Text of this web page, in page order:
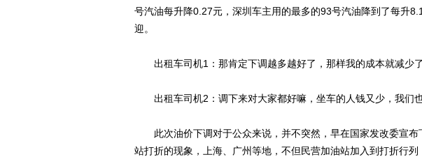
号汽油每升降0.27元，深圳车主用的最多的93号汽油降到了每升
迎。
出租车司机1：那肯定下调越多越好了，那样我的成本就减少了
出租车司机2：调下来对大家都好嘛，坐车的人钱又少，我们也
此次油价下调对于公众来说，并不突然，早在国家发改委宣布
站打折的现象，上海、广州等地，不但民营加油站加入到打折行列